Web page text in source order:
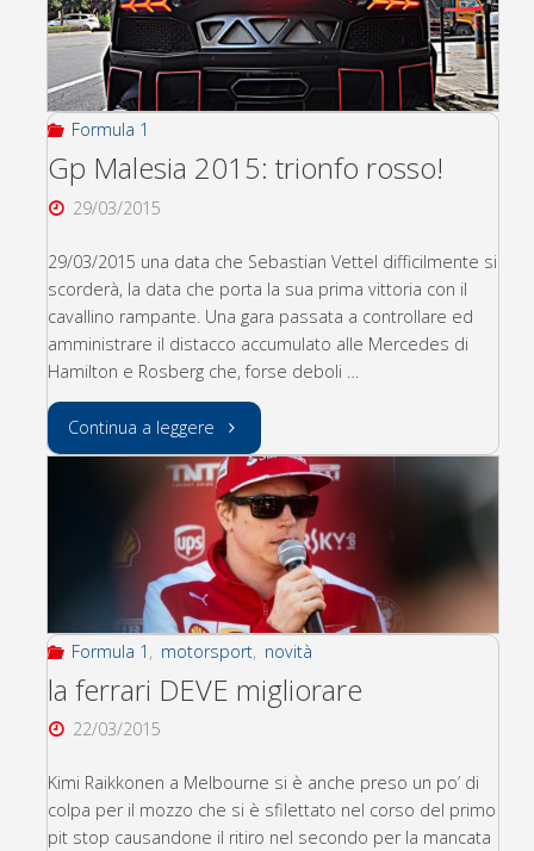
Formula 1
Gp Malesia 2015: trionfo rosso!
29/03/2015
29/03/2015 una data che Sebastian Vettel difficilmente si
scorderà, la data che porta la sua prima vittoria con il
cavallino rampante. Una gara passata a controllare ed
amministrare il distacco accumulato alle Mercedes di
Hamilton e Rosberg che, forse deboli …
Continua a leggere "Gp
Malesia
2015:
trionfo
rosso!"
Formula 1 , motorsport, novità
la ferrari DEVE migliorare
22/03/2015
Kimi Raikkonen a Melbourne si è anche preso un po’ di
colpa per il mozzo che si è sfilettato nel corso del primo
pit stop causandone il ritiro nel secondo per la mancata